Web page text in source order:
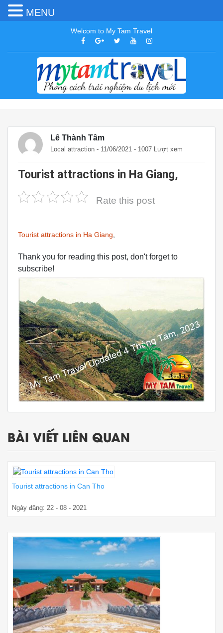
Welcom to My Tam Travel
Lê Thành Tâm
Local attraction - 11/06/2021 - 1007 Lượt xem
Tourist attractions in Ha Giang,
Rate this post
Tourist attractions in Ha Giang
Thank you for reading this post, don't forget to
subscribe!
BÀI VIẾT LIÊN QUAN
Tourist attractions in Can Tho
Ngày đăng: 22 - 08 - 2021
MENU